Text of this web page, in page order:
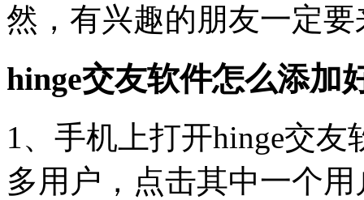
然，有兴趣的朋友一定
hinge交友软件怎么添加
1、手机上打开hinge交
多用户，点击其中一个